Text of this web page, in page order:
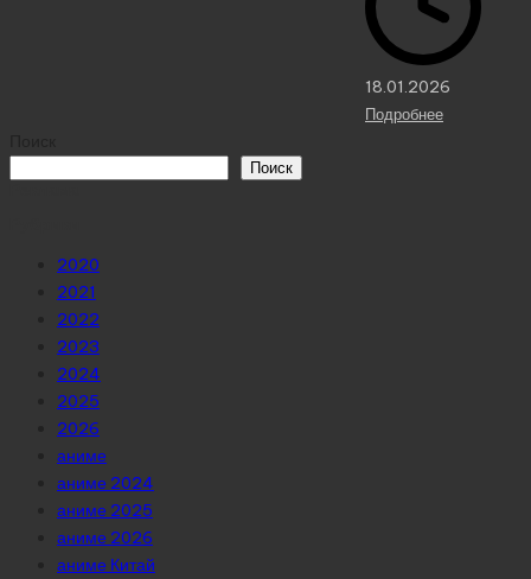
18.01.2026
Подробнее
Поиск
2020
2021
2022
2023
2024
2025
2026
аниме
аниме 2024
аниме 2025
аниме 2026
аниме Китай